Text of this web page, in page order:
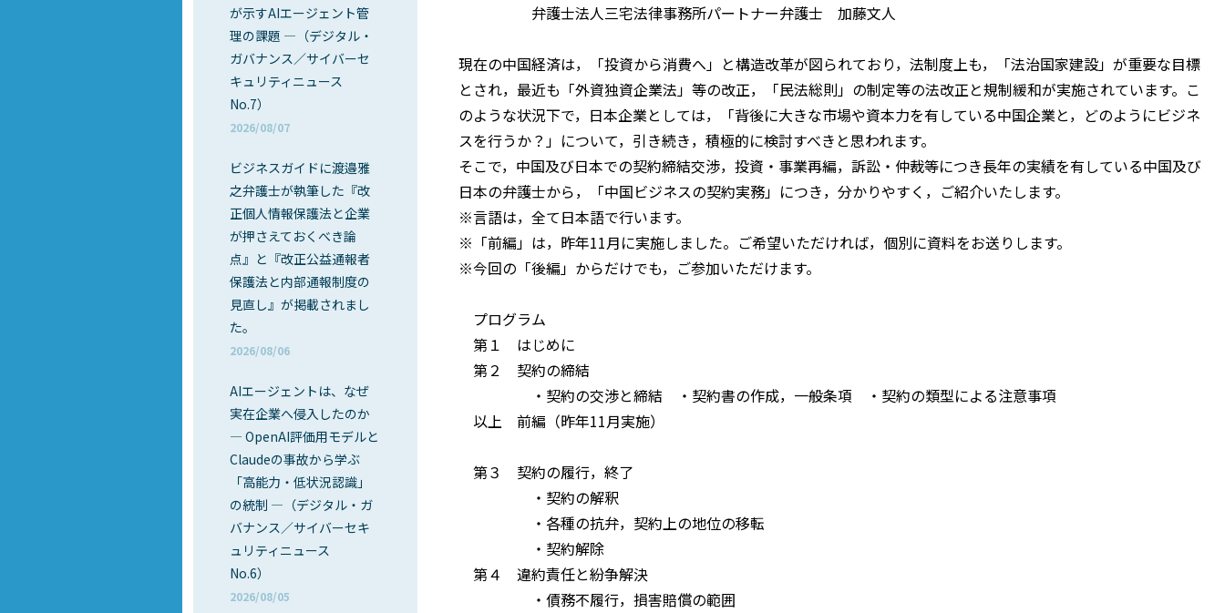
が示すAIエージェント管
理の課題 ―（デジタル・
ガバナンス／サイバーセ
キュリティニュース
No.7）
2026/08/07
ビジネスガイドに渡邉雅
之弁護士が執筆した『改
正個人情報保護法と企業
が押さえておくべき論
点』と『改正公益通報者
保護法と内部通報制度の
見直し』が掲載されまし
た。
2026/08/06
AIエージェントは、なぜ
実在企業へ侵入したのか
― OpenAI評価用モデルと
Claudeの事故から学ぶ
「高能力・低状況認識」
の統制 ―（デジタル・ガ
バナンス／サイバーセキ
ュリティニュース
No.6）
2026/08/05
弁護士法人三宅法律事務所パートナー弁護士 加藤文人
現在の中国経済は，「投資から消費へ」と構造改革が図られており，法制度上も，「法治国家建設」が重要な目標
とされ，最近も「外資独資企業法」等の改正，「民法総則」の制定等の法改正と規制緩和が実施されています。こ
のような状況下で，日本企業としては，「背後に大きな市場や資本力を有している中国企業と，どのようにビジネ
スを行うか？」について，引き続き，積極的に検討すべきと思われます。
そこで，中国及び日本での契約締結交渉，投資・事業再編，訴訟・仲裁等につき長年の実績を有している中国及び
日本の弁護士から，「中国ビジネスの契約実務」につき，分かりやすく，ご紹介いたします。
※言語は，全て日本語で行います。
※「前編」は，昨年11月に実施しました。ご希望いただければ，個別に資料をお送りします。
※今回の「後編」からだけでも，ご参加いただけます。
プログラム
第１ はじめに
第２ 契約の締結
・契約の交渉と締結 ・契約書の作成，一般条項 ・契約の類型による注意事項
以上 前編（昨年11月実施）
第３ 契約の履行，終了
・契約の解釈
・各種の抗弁，契約上の地位の移転
・契約解除
第４ 違約責任と紛争解決
・債務不履行，損害賠償の範囲